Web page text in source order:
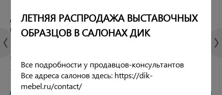
Стул DikLine 270 SB4 бежевый,
ножки черные
3 390 руб.
Рейтинг:
2 отзыва
Стул DikLine 274 поворотный
SB6/A3 св.сер, ножки черные
2 отзыва
ЛЕТНЯЯ РАСПРОДАЖА ВЫСТАВОЧНЫХ
ОБРАЗЦОВ В САЛОНАХ ДИК
Все подробности у продавцов-консультантов
Все адреса салонов здесь: https://dik-
mebel.ru/contact/